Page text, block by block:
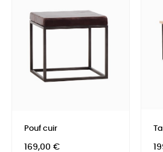
Pouf cuir
Prix
169,00 €